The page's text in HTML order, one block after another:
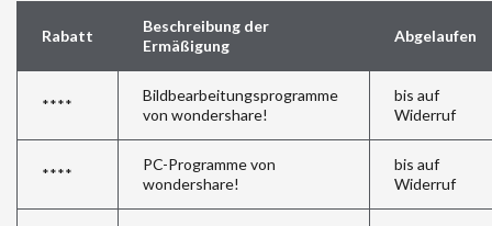
Rabatt
Beschreibung der
Ermäßigung
Abgelaufen
****
Bildbearbeitungsprogramme
von wondershare!
bis auf
Widerruf
****
PC-Programme von
wondershare!
bis auf
Widerruf